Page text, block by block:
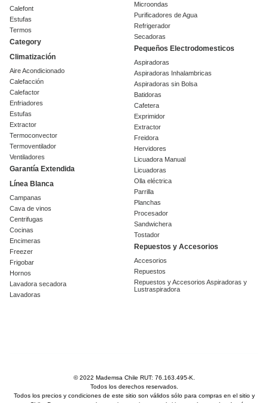
Calefont
Estufas
Termos
Category
Climatización
Aire Acondicionado
Calefacción
Calefactor
Enfriadores
Estufas
Extractor
Termoconvector
Termoventilador
Ventiladores
Garantía Extendida
Línea Blanca
Campanas
Cava de vinos
Centrifugas
Cocinas
Encimeras
Freezer
Frigobar
Hornos
Lavadora secadora
Lavadoras
Microondas
Purificadores de Agua
Refrigerador
Secadoras
Pequeños Electrodomesticos
Aspiradoras
Aspiradoras Inhalambricas
Aspiradoras sin Bolsa
Batidoras
Cafetera
Exprimidor
Extractor
Freidora
Hervidores
Licuadora Manual
Licuadoras
Olla eléctrica
Parrilla
Planchas
Procesador
Sandwichera
Tostador
Repuestos y Accesorios
Accesorios
Repuestos
Repuestos y Accesorios Aspiradoras y
Lustraspiradora
© 2022 Mademsa Chile RUT: 76.163.495-K.
Todos los derechos reservados.
Todos los precios y condiciones de este sitio son válidos sólo para compras en el sitio y